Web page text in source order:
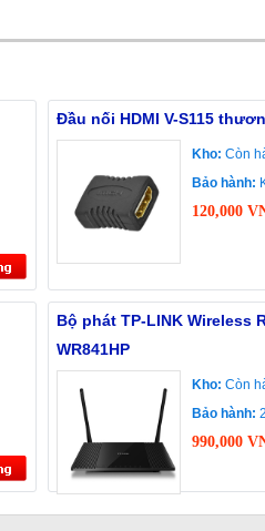
Đầu nối HDMI V-S115
Kho: Còn
Bảo hành:
120,000
Bộ phát TP-LINK Wireless
WR841HP
Kho: Còn
Bảo hành:
990,000